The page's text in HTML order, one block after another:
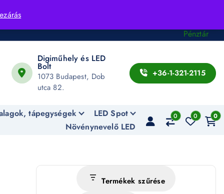
Pénztár
Digiműhely és LED
Bolt
1073 Budapest, Dob
utca 82.
+36-1-321-2115
tápegységek
LED Spot
Növénynevelő LED
0 0 0
Termékek szűrése